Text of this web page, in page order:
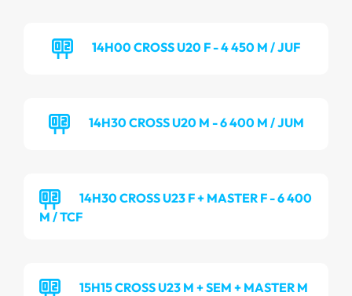
14H00 CROSS U20 F - 4 450 M / JUF
14H30 CROSS U20 M - 6 400 M / JUM
14H30 CROSS U23 F + MASTER F - 6 400
M / TCF
15H15 CROSS U23 M + SEM + MASTER M